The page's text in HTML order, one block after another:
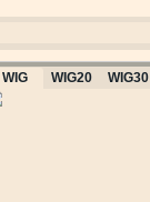
WIG WIG20 WIG30